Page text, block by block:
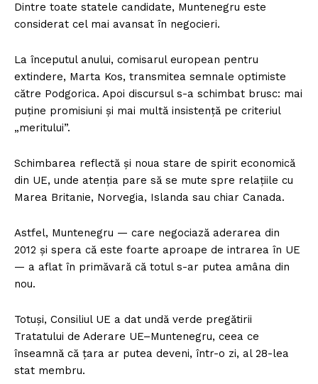
Dintre toate statele candidate, Muntenegru este
considerat cel mai avansat în negocieri.
La începutul anului, comisarul european pentru
extindere, Marta Kos, transmitea semnale optimiste
către Podgorica. Apoi discursul s-a schimbat brusc: mai
puține promisiuni și mai multă insistență pe criteriul
„meritului”.
Schimbarea reflectă și noua stare de spirit economică
din UE, unde atenția pare să se mute spre relațiile cu
Marea Britanie, Norvegia, Islanda sau chiar Canada.
Astfel, Muntenegru — care negociază aderarea din
2012 și spera că este foarte aproape de intrarea în UE
— a aflat în primăvară că totul s-ar putea amâna din
nou.
Totuși, Consiliul UE a dat undă verde pregătirii
Tratatului de Aderare UE–Muntenegru, ceea ce
înseamnă că țara ar putea deveni, într-o zi, al 28-lea
stat membru.